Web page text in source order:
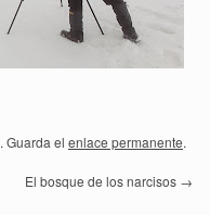
. Guarda el enlace permanente.
El bosque de los narcisos →